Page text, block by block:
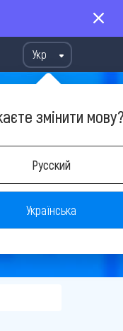
Укр
змінити
Русский
Українська
туру